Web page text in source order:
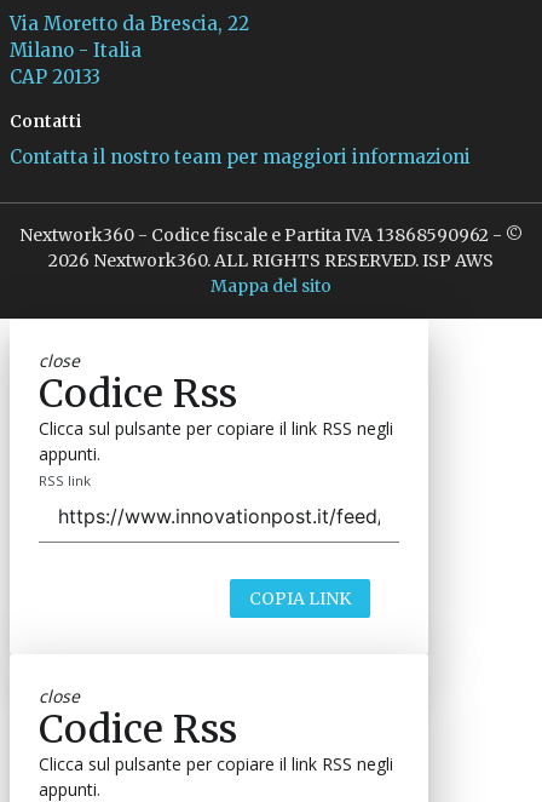
Via Moretto da Brescia, 22
Milano - Italia
CAP 20133
Contatti
Contatta il nostro team per maggiori informazioni
Nextwork360 - Codice fiscale e Partita IVA 13868590962 - ©
2026 Nextwork360. ALL RIGHTS RESERVED. ISP AWS
Mappa del sito
close
Codice Rss
Clicca sul pulsante per copiare il link RSS negli
appunti.
RSS link
COPIA LINK
close
Codice Rss
Clicca sul pulsante per copiare il link RSS negli
appunti.